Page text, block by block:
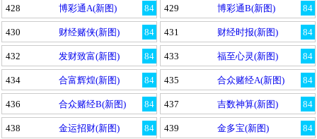
84
428 博彩通A(新图) 84
429 博彩通B(新图)
84
430 财经赌侠(新图) 84
431 财经时报(新图)
84
432 发财致富(新图) 84
433 福至心灵(新图)
84
434 合富辉煌(新图) 84
435 合众赌经A(新图)
84
436 合众赌经B(新图) 84
437 吉数神算(新图)
84
438 金运招财(新图) 84
439 金多宝(新图)